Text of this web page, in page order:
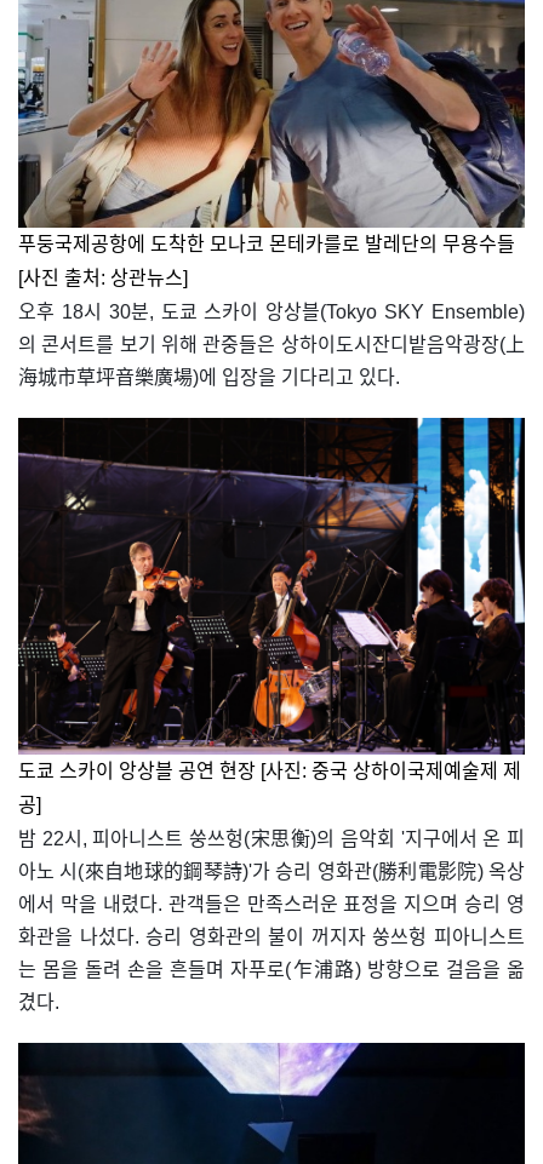
푸둥국제공항에 도착한 모나코 몬테카를로 발레단의 무용수들
[사진 출처: 상관뉴스]
오후 18시 30분, 도쿄 스카이 앙상블(Tokyo SKY Ensemble)
의 콘서트를 보기 위해 관중들은 상하이도시잔디밭음악광장(上
海城市草坪音樂廣場)에 입장을 기다리고 있다.
도쿄 스카이 앙상블 공연 현장 [사진: 중국 상하이국제예술제 제
공]
밤 22시, 피아니스트 쑹쓰헝(宋思衡)의 음악회 '지구에서 온 피
아노 시(來自地球的鋼琴詩)'가 승리 영화관(勝利電影院) 옥상
에서 막을 내렸다. 관객들은 만족스러운 표정을 지으며 승리 영
화관을 나섰다. 승리 영화관의 불이 꺼지자 쑹쓰헝 피아니스트
는 몸을 돌려 손을 흔들며 자푸로(乍浦路) 방향으로 걸음을 옮
겼다.